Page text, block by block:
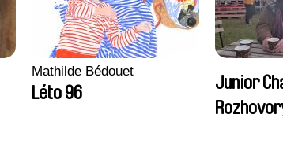
Mathilde Bédouet
Léto 96
Junior